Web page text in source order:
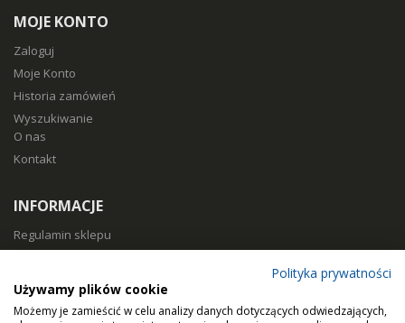
MOJE KONTO
Zaloguj
Moje Konto
Historia zamówień
Wyszukiwanie
O nas
Kontakt
INFORMACJE
Regulamin sklepu
Koszty i czas dostawy
Polityka prywatności
Używamy plików cookie
Możemy je zamieścić w celu analizy danych dotyczących odwiedzających,